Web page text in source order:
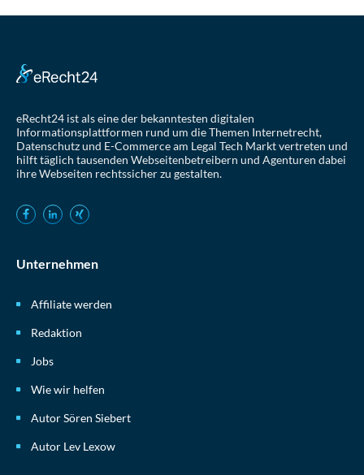
eRecht24 ist als eine der bekanntesten digitalen
Informationsplattformen rund um die Themen Internetrecht,
Datenschutz und E-Commerce am Legal Tech Markt vertreten und
hilft täglich tausenden Webseitenbetreibern und Agenturen dabei
ihre Webseiten rechtssicher zu gestalten.
Unternehmen
Affiliate werden
Redaktion
Jobs
Wie wir helfen
Autor Sören Siebert
Autor Lev Lexow